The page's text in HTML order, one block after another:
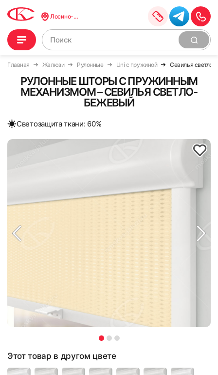
Лосино-Петровский
Главная Жалюзи Рулонные Uni с пружиной Севилья
РУЛОННЫЕ ШТОРЫ С ПРУЖИННЫМ
МЕХАНИЗМОМ – СЕВИЛЬЯ СВЕТЛО-
БЕЖЕВЫЙ
Cветозащита ткани: 60%
Этот товар в другом цвете